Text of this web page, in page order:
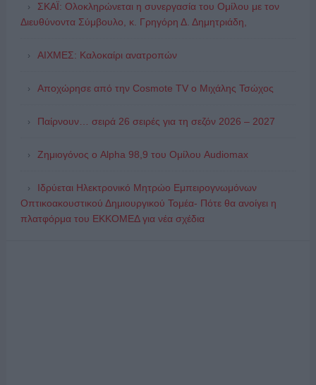
ΣΚΑΪ: Ολοκληρώνεται η συνεργασία του Ομίλου με τον
Διευθύνοντα Σύμβουλο, κ. Γρηγόρη Δ. Δημητριάδη,
ΑΙΧΜΕΣ: Καλοκαίρι ανατροπών
Αποχώρησε από την Cosmote TV o Μιχάλης Τσώχος
Παίρνουν… σειρά 26 σειρές για τη σεζόν 2026 – 2027
Ζημιογόνος ο Alpha 98,9 του Ομίλου Audiomax
Ιδρύεται Ηλεκτρονικό Μητρώο Εμπειρογνωμόνων
Οπτικοακουστικού Δημιουργικού Τομέα- Πότε θα ανοίγει η
πλατφόρμα του ΕΚΚΟΜΕΔ για νέα σχέδια